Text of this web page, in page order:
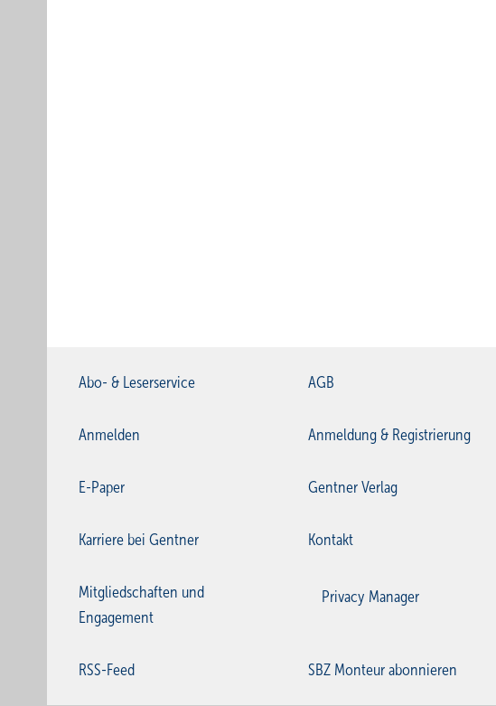
Abo- & Leserservice AGB
Anmelden Anmeldung & Registrierung
E-Paper Gentner Verlag
Karriere bei Gentner Kontakt
Mitgliedschaften und
Engagement
Privacy Manager
RSS-Feed SBZ Monteur abonnieren